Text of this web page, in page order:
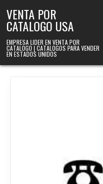
VENTA POR
CATALOGO USA
EMPRESA LIDER EN VENTA POR
CATALOGO | CATALOGOS PARA VENDER
EN ESTADOS UNIDOS